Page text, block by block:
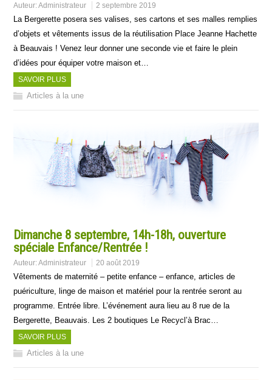
Auteur:Administrateur 2 septembre 2019
La Bergerette posera ses valises, ses cartons et ses malles remplies
d’objets et vêtements issus de la réutilisation Place Jeanne Hachette
à Beauvais ! Venez leur donner une seconde vie et faire le plein
d’idées pour équiper votre maison et…
SAVOIR PLUS
Articles à la une
Dimanche 8 septembre, 14h-18h, ouverture
spéciale Enfance/Rentrée !
Auteur:Administrateur 20 août 2019
Vêtements de maternité – petite enfance – enfance, articles de
puériculture, linge de maison et matériel pour la rentrée seront au
programme. Entrée libre. L’événement aura lieu au 8 rue de la
Bergerette, Beauvais. Les 2 boutiques Le Recycl’à Brac…
SAVOIR PLUS
Articles à la une